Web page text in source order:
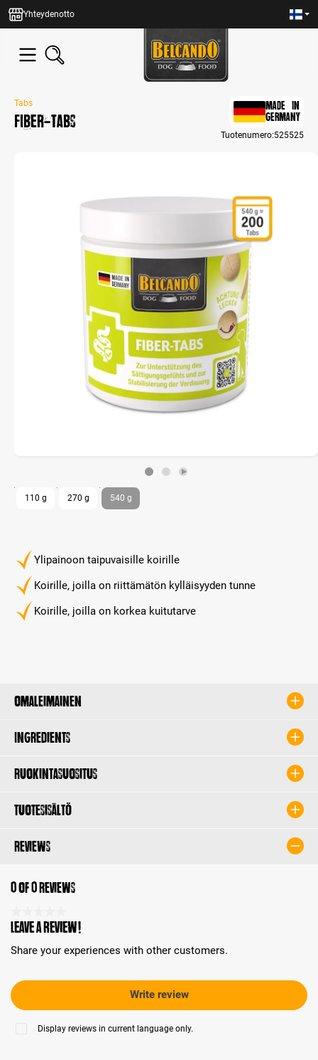
content
Yhteydenotto
Tabs
FIBER-Tabs
MADE IN
GERMANY
Tuotenumero:525525
Ylipainoon taipuvaisille koirille
Koirille, joilla on riittämätön kylläisyyden tunne
Koirille, joilla on korkea kuitutarve
110 g 270 g 540 g
Omaleimainen
Ingredients
Ruokintasuositus
Tuotesisältö
Reviews
0 of 0 reviews
Average rating 0 of 5 Stars
Leave a review!
Share your experiences with other customers.
Write review
Display reviews in current language only.